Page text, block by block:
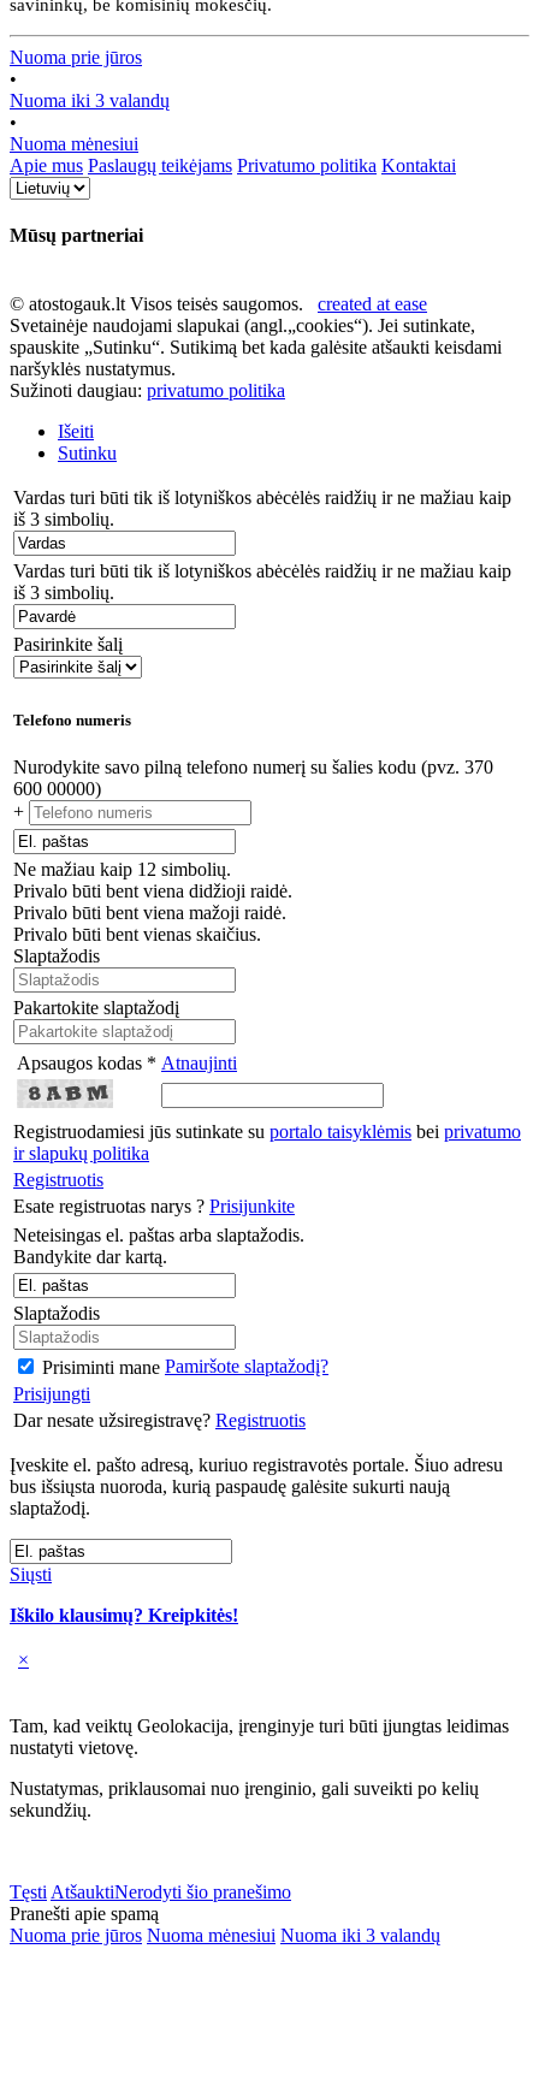
savininkų, be komisinių mokesčių.
Nuoma prie jūros
•
Nuoma iki 3 valandų
•
Nuoma mėnesiui
Apie mus Paslaugų teikėjams Privatumo politika Kontaktai
Mūsų partneriai
© atostogauk.lt Visos teisės saugomos. created at ease
Svetainėje naudojami slapukai (angl.„cookies“). Jei sutinkate,
spauskite „Sutinku“. Sutikimą bet kada galėsite atšaukti keisdami
naršyklės nustatymus.
Sužinoti daugiau: privatumo politika
Išeiti
Sutinku
Vardas turi būti tik iš lotyniškos abėcėlės raidžių ir ne mažiau kaip
iš 3 simbolių.
Vardas turi būti tik iš lotyniškos abėcėlės raidžių ir ne mažiau kaip
iš 3 simbolių.
Pasirinkite šalį
Telefono numeris
Nurodykite savo pilną telefono numerį su šalies kodu (pvz. 370
600 00000)
+
Ne mažiau kaip 12 simbolių.
Privalo būti bent viena didžioji raidė.
Privalo būti bent viena mažoji raidė.
Privalo būti bent vienas skaičius.
Slaptažodis
Pakartokite slaptažodį
Apsaugos kodas * Atnaujinti
Registruodamiesi jūs sutinkate su portalo taisyklėmis bei privatumo
ir slapukų politika
Registruotis
Esate registruotas narys ? Prisijunkite
Neteisingas el. paštas arba slaptažodis.
Bandykite dar kartą.
Slaptažodis
Prisiminti mane Pamiršote slaptažodį?
Prisijungti
Dar nesate užsiregistravę? Registruotis
Įveskite el. pašto adresą, kuriuo registravotės portale. Šiuo adresu
bus išsiųsta nuoroda, kurią paspaudę galėsite sukurti naują
slaptažodį.
Siųsti
Iškilo klausimų? Kreipkitės!
×
Tam, kad veiktų Geolokacija, įrenginyje turi būti įjungtas leidimas
nustatyti vietovę.
Nustatymas, priklausomai nuo įrenginio, gali suveikti po kelių
sekundžių.
Tęsti AtšauktiNerodyti šio pranešimo
Pranešti apie spamą
Nuoma prie jūros Nuoma mėnesiui Nuoma iki 3 valandų